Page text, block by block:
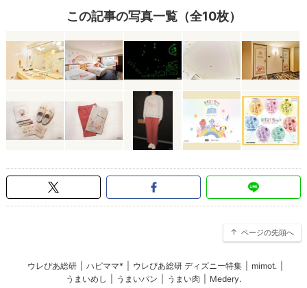
この記事の写真一覧（全10枚）
ページの先頭へ
ウレぴあ総研 ハピママ* ウレぴあ総研 ディズニー特集 mimot.
うまいめし
うまいパン うまい肉 Medery.